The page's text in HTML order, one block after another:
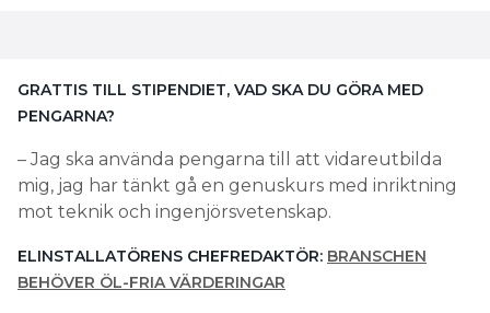
GRATTIS TILL STIPENDIET, VAD SKA DU GÖRA MED
PENGARNA?
– Jag ska använda pengarna till att vidareutbilda
mig, jag har tänkt gå en genuskurs med inriktning
mot teknik och ingenjörsvetenskap.
ELINSTALLATÖRENS CHEFREDAKTÖR: BRANSCHEN
BEHÖVER ÖL-FRIA VÄRDERINGAR